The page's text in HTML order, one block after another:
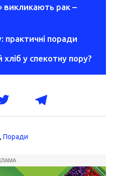
викликають рак –
практичні поради
у спекотну пору?
, Поради